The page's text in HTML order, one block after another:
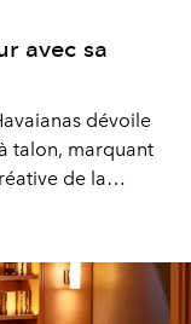
avec sa
dévoile
talon, marquant
de la